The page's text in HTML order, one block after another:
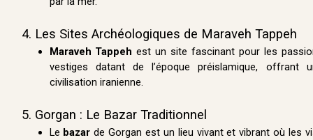
4. Les Sites Archéologiques de Maraveh Tappeh
Maraveh Tappeh est un site fascinant pour les
vestiges datant de l’époque préislamique, offrant
civilisation iranienne.
5. Gorgan : Le Bazar Traditionnel
Le bazar de Gorgan est un lieu vivant et vibrant où les